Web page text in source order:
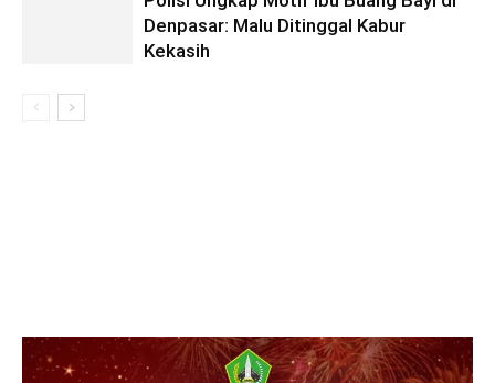
Denpasar: Malu Ditinggal Kabur
Kekasih